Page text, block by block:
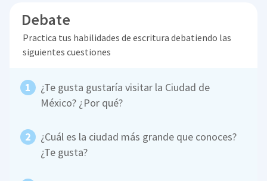
Debate
Practica tus habilidades de escritura debatiendo las
siguientes cuestiones
¿Te gusta gustaría visitar la Ciudad de
México? ¿Por qué?
¿Cuál es la ciudad más grande que conoces?
¿Te gusta?